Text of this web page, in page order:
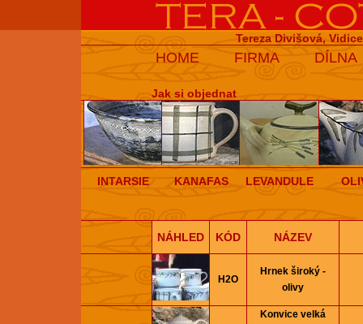
Tereza Divišová,
HOME FIRMA DÍLNA
Jak si objednat
INTARSIE KANAFAS LEVANDULE
NÁHLED KÓD NÁZEV
H2O
Hrnek široký -
olivy
Konvice velká